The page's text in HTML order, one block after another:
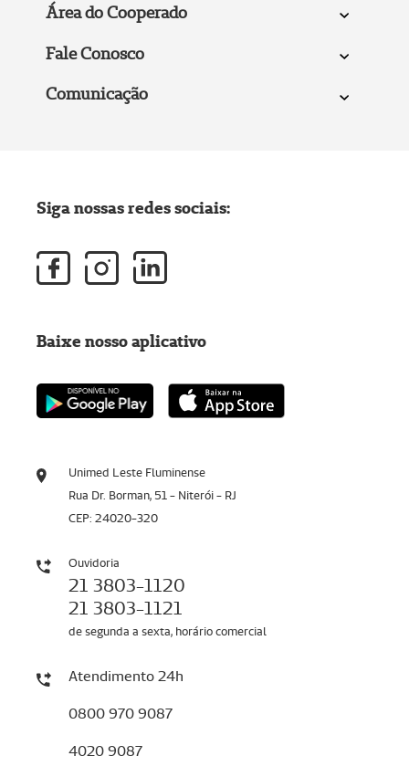
Área do Cooperado
Fale Conosco
Comunicação
Unimed Leste Fluminense
Rua Dr. Borman, 51 - Niterói - RJ
CEP: 24020-320
Ouvidoria
21 3803-1120
21 3803-1121
de segunda a sexta, horário comercial
Atendimento 24h
0800 970 9087
4020 9087
Siga nossas redes sociais:
Baixe nosso aplicativo